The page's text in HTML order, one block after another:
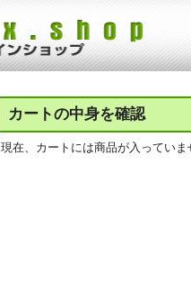
カートの中身を確認
現在、カートには商品が入っていま